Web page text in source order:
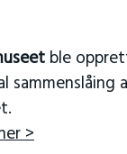
ble
sammenslåing
>